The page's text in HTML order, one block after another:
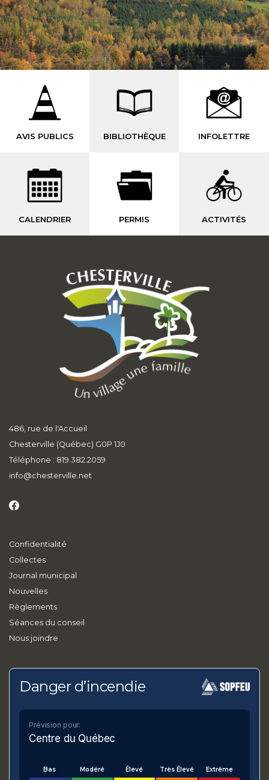
AVIS PUBLICS BIBLIOTHÈQUE INFOLETTRE
CALENDRIER PERMIS ACTIVITÉS
486, rue de l'Accueil
Chesterville (Québec) G0P 1J0
Téléphone : 819.382.2059
info@chesterville.net
Confidentialité
Collectes
Journal municipal
Nouvelles
Règlements
Séances du conseil
Nous joindre
Danger d’incendie
Prévision pour:
Centre du Québec
Bas Modéré Élevé Très Élevé Extrême